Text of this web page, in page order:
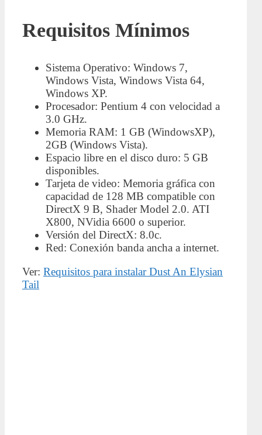
Requisitos Mínimos
Sistema Operativo: Windows 7,
Windows Vista, Windows Vista 64,
Windows XP.
Procesador: Pentium 4 con velocidad a
3.0 GHz.
Memoria RAM: 1 GB (WindowsXP),
2GB (Windows Vista).
Espacio libre en el disco duro: 5 GB
disponibles.
Tarjeta de video: Memoria gráfica con
capacidad de 128 MB compatible con
DirectX 9 B, Shader Model 2.0. ATI
X800, NVidia 6600 o superior.
Versión del DirectX: 8.0c.
Red: Conexión banda ancha a internet.
Ver: Requisitos para instalar Dust An Elysian
Tail